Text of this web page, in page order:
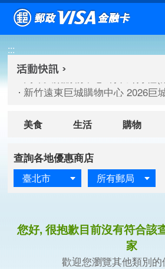
跳到主要內容區塊
:::
高雄大樂購物中心 刷卡郵好禮(
臺北三創生活 有點東西第2波
高雄大樂購物中心 刷卡郵好禮(
新竹遠東巨城購物中心 2026巨
美食 生活 購物
查詢各地優惠商店
臺北市 所有郵局
您好, 很抱歉目前沒有符合該
家
歡迎您瀏覽其他類別的